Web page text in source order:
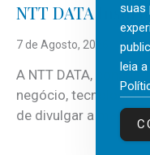
NTT DATA
7 de Agosto, 2026
A NTT DATA,
negócio, tecnologia
de divulgar a mais
suas
leia